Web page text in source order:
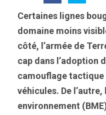
Certaines lignes
domaine moins
côté, l’armée de
cap dans l’adoption
camouflage tactique
véhicules. De
environnement